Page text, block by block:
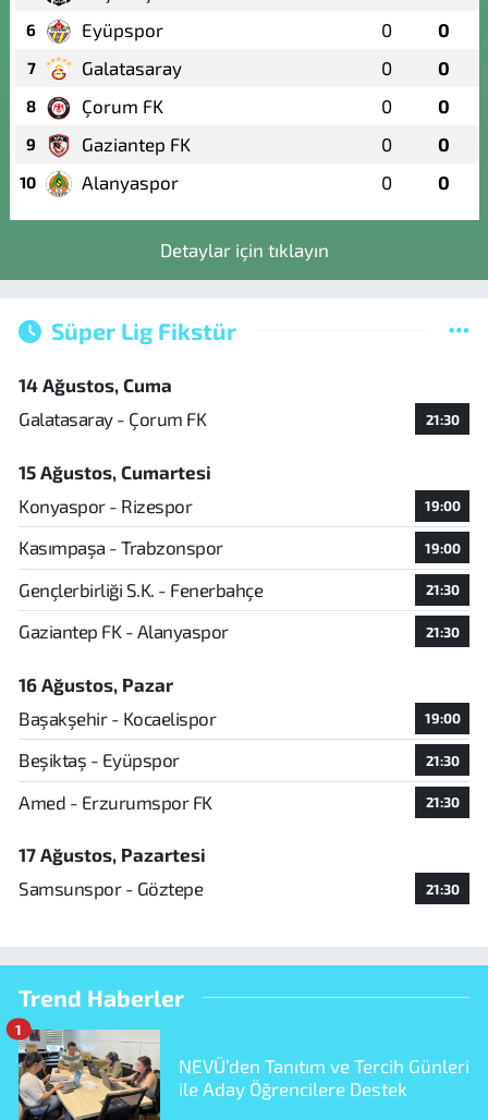
6 Eyüpspor 0 0
7 Galatasaray 0 0
8 Çorum FK 0 0
9 Gaziantep FK 0 0
10 Alanyaspor 0 0
Detaylar için tıklayın
Süper Lig Fikstür
14 Ağustos, Cuma
Galatasaray - Çorum FK
21:30
15 Ağustos, Cumartesi
Konyaspor - Rizespor
19:00
Kasımpaşa - Trabzonspor 19:00
Gençlerbirliği S.K. - Fenerbahçe 21:30
Gaziantep FK - Alanyaspor 21:30
16 Ağustos, Pazar
Başakşehir - Kocaelispor
19:00
Beşiktaş - Eyüpspor 21:30
Amed - Erzurumspor FK 21:30
17 Ağustos, Pazartesi
Samsunspor - Göztepe
21:30
Trend Haberler
NEVÜ’den Tanıtım ve Tercih Günleri
ile Aday Öğrencilere Destek
1